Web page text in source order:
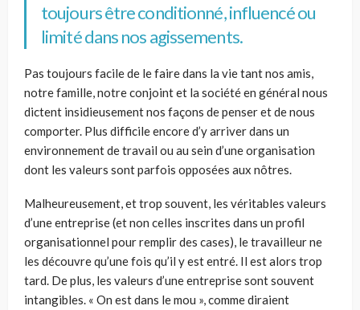
toujours être conditionné, influencé ou
limité dans nos agissements.
Pas toujours facile de le faire dans la vie tant nos amis,
notre famille, notre conjoint et la société en général nous
dictent insidieusement nos façons de penser et de nous
comporter. Plus difficile encore d’y arriver dans un
environnement de travail ou au sein d’une organisation
dont les valeurs sont parfois opposées aux nôtres.
Malheureusement, et trop souvent, les véritables valeurs
d’une entreprise (et non celles inscrites dans un profil
organisationnel pour remplir des cases), le travailleur ne
les découvre qu’une fois qu’il y est entré. Il est alors trop
tard. De plus, les valeurs d’une entreprise sont souvent
intangibles. « On est dans le mou », comme diraient